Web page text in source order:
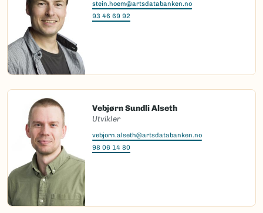
stein.hoem@artsdatabanken.no
93 46 69 92
Vebjørn Sundli Alseth
Utvikler
vebjorn.alseth@artsdatabanken.no
98 06 14 80